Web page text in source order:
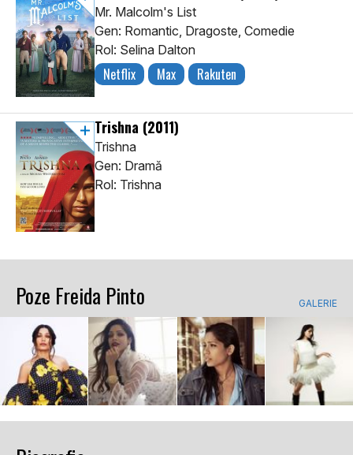
Mr. Malcolm's List
Gen: Romantic, Dragoste, Comedie
Rol: Selina Dalton
Netflix Max Rakuten
Trishna (2011)
Trishna
Gen: Dramă
Rol: Trishna
Poze Freida Pinto GALERIE